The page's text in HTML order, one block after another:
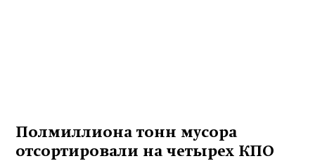
Полмиллиона тонн мусора
отсортировали на четырех КПО